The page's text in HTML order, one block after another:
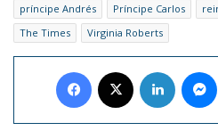
príncipe Andrés
Príncipe Carlos
The Times
Virginia Roberts
Facebook LinkedIn